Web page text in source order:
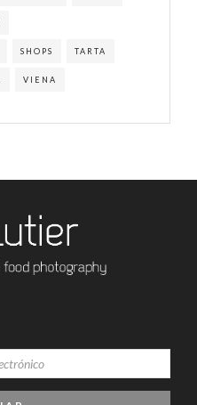
SHOPS TARTA
VIENA